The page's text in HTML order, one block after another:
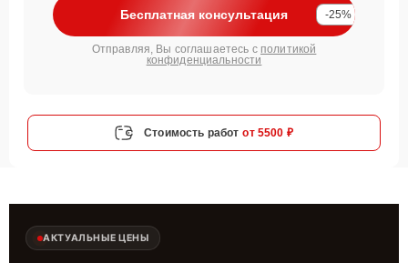
Бесплатная консультация -25%
Отправляя, Вы соглашаетесь с политикой
конфиденциальности
Стоимость работ от 5500 ₽
АКТУАЛЬНЫЕ ЦЕНЫ